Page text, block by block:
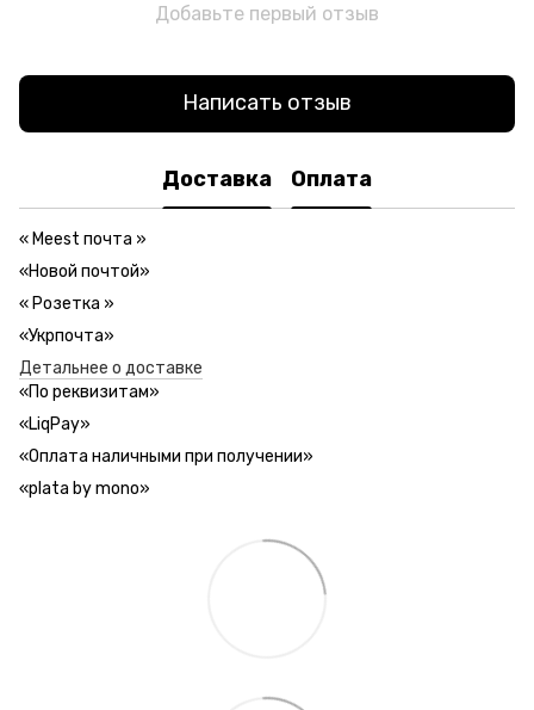
Добавьте первый отзыв
Написать отзыв
Доставка Оплата
« Meest почта »
«Новой почтой»
« Розетка »
«Укрпочта»
Детальнее о доставке
«По реквизитам»
«LiqPay»
«Оплата наличными при получении»
«plata by mono»